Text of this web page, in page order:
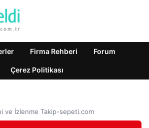
Firma Rehberi Forum
Çerez Politikası
ve İzlenme Takip-sepeti.com